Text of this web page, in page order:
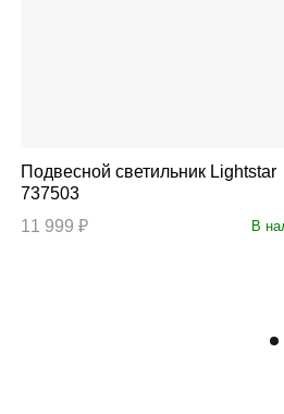
Подвесной светильник Lightstar
737503
11 999 ₽
В